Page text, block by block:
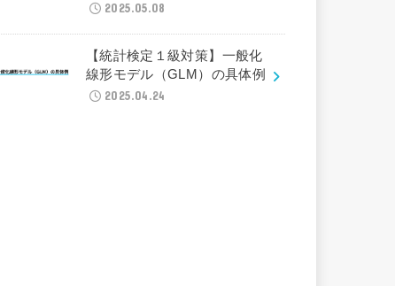
2025.05.08
【統計検定１級対策】一般化
線形モデル（GLM）の具体例
2025.04.24